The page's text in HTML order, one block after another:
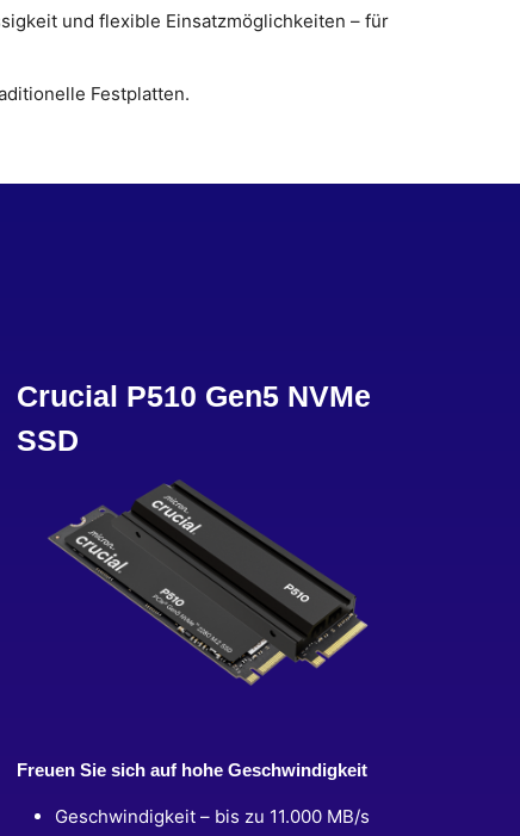
und flexible Einsatzmöglichkeiten – für
Festplatten.
Crucial P510 Gen5 NVMe
SSD
Freuen Sie sich auf hohe Geschwindigkeit
Geschwindigkeit – bis zu 11.000 MB/s